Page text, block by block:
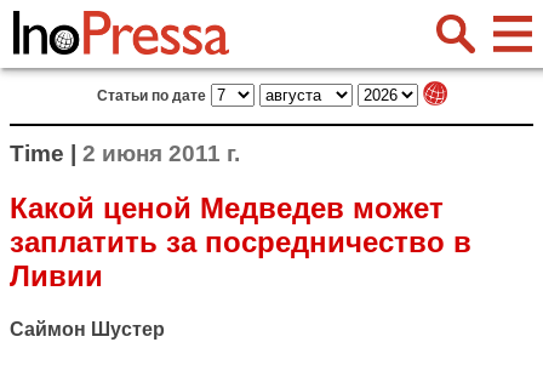
Статьи по дате
Time | 2 июня 2011 г.
Какой ценой Медведев может
заплатить за посредничество в
Ливии
Саймон Шустер